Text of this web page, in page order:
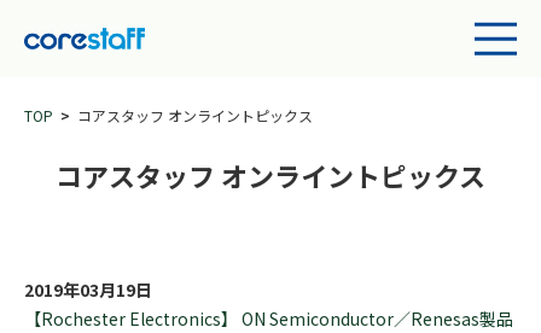
TOP コアスタッフ オンライントピックス
コアスタッフ オンライントピックス
2019年03月19日
【Rochester Electronics】 ON Semiconductor／Renesas製品